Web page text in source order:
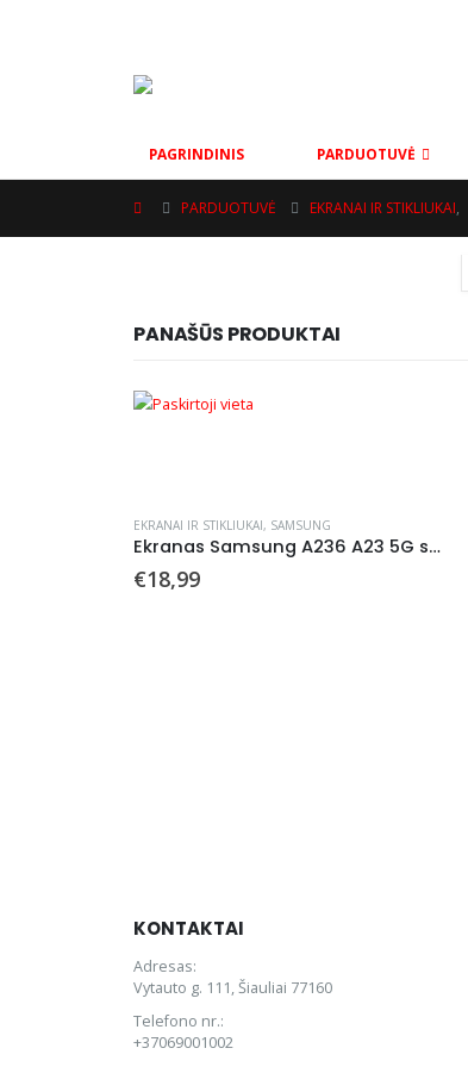
PAGRINDINIS PARDUOTUVĖ
PARDUOTUVĖ EKRANAI IR STIKLIUKAI,
PANAŠŪS PRODUKTAI
EKRANAI IR STIKLIUKAI, SAMSUNG
Ekranas Samsung A236 A23 5G su lietimui jautriu stikliuku juodas ORG
€18,99
KONTAKTAI
Adresas:
Vytauto g. 111, Šiauliai 77160
Telefono nr.:
+37069001002